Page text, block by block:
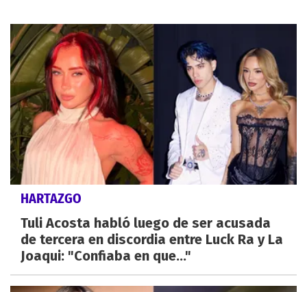
HARTAZGO
Tuli Acosta habló luego de ser acusada
de tercera en discordia entre Luck Ra y La
Joaqui: "Confiaba en que..."